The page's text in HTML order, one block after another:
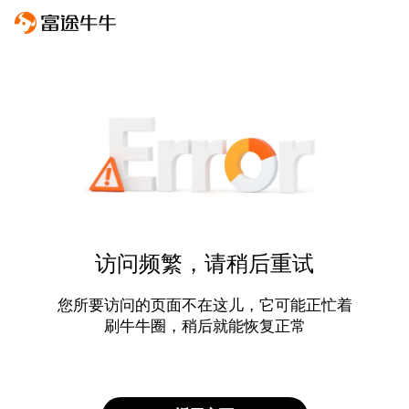
访问频繁，请稍后重试
您所要访问的页面不在这儿，它可能正忙着
刷牛牛圈，稍后就能恢复正常